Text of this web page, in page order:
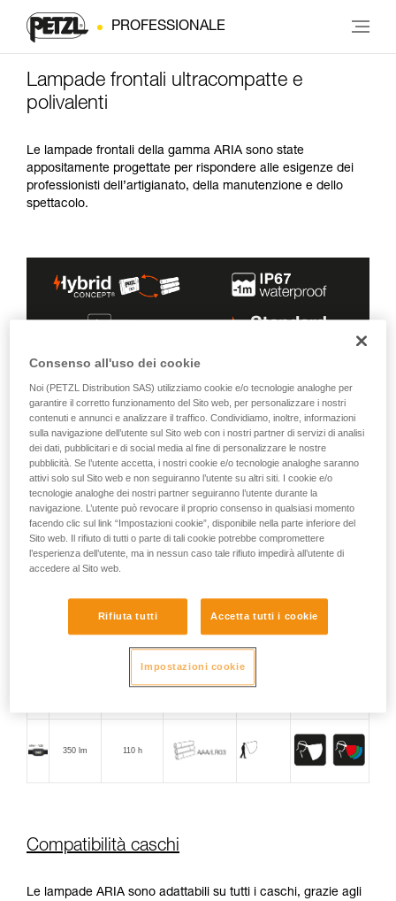
PROFESSIONALE
Lampade frontali ultracompatte e
polivalenti
Le lampade frontali della gamma ARIA sono state
appositamente progettate per rispondere alle esigenze dei
professionisti dell’artigianato, della manutenzione e dello
spettacolo.
POTENZA
AUTONOMIA
ALIMENTAZIONE
FASCI
COLORI
D’ILLUMINAZIONE
600 lm 100 h
450 lm 100 h
450 lm 110 h
110 h
350 lm 110 h
Compatibilità caschi
Le lampade ARIA sono adattabili su tutti i caschi, grazie agli
Consenso all'uso dei cookie
Noi (PETZL Distribution SAS) utilizziamo cookie e/o tecnologie analoghe per
garantire il corretto funzionamento del Sito web, per personalizzare i nostri
contenuti e annunci e analizzare il traffico. Condividiamo, inoltre, informazioni
sulla navigazione dell’utente sul Sito web con i nostri partner di servizi di analisi
dei dati, pubblicitari e di social media al fine di personalizzare le nostre
pubblicità. Se l’utente accetta, i nostri cookie e/o tecnologie analoghe saranno
attivi solo sul Sito web e non seguiranno l’utente su altri siti. I cookie e/o
tecnologie analoghe dei nostri partner seguiranno l’utente durante la
navigazione. L’utente può revocare il proprio consenso in qualsiasi momento
facendo clic sul link “Impostazioni cookie”, disponibile nella parte inferiore del
Sito web. Il rifiuto di tutti o parte di tali cookie potrebbe compromettere
l’esperienza dell’utente, ma in nessun caso tale rifiuto impedirà all’utente di
accedere al Sito web.
Rifiuta tutti Accetta tutti i cookie
Impostazioni cookie